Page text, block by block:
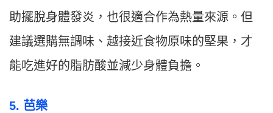
助擺脫身體發炎，也很適合作為熱量來源。但
建議選購無調味、越接近食物原味的堅果，才
能吃進好的脂肪酸並減少身體負擔。
5. 芭樂